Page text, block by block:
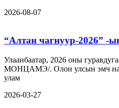
2026-08-07
“Алтан чагнуур-2026” -
Улаанбаатар, 2026 оны
МОНЦАМЭ/. Олон улсын эмч
улам
2026-03-27